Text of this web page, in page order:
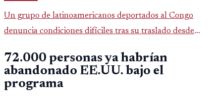
Un grupo de latinoamericanos deportados al Congo
denuncia condiciones difíciles tras su traslado desde
psicológico de llegar a África.
72.000 personas ya habrían
abandonado EE.UU. bajo el
programa